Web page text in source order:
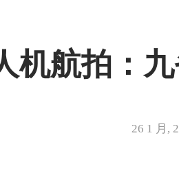
机航拍：
26 1 月,